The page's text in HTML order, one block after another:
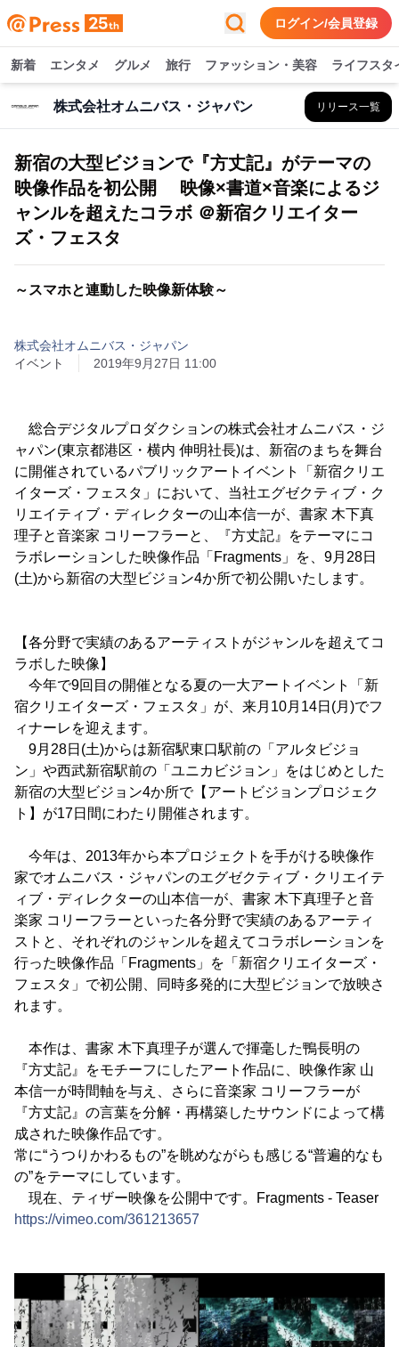
ログイン/会員登録
新着 エンタメ グルメ 旅行 ファッション・美容 ライフスタ
株式会社オムニバス・ジャパン リリース一覧
新宿の大型ビジョンで『方丈記』がテーマの
映像作品を初公開 映像×書道×音楽によるジ
ャンルを超えたコラボ ＠新宿クリエイター
ズ・フェスタ
～スマホと連動した映像新体験～
株式会社オムニバス・ジャパン
イベント
2019年9月27日 11:00
総合デジタルプロダクションの株式会社オムニバス・ジ
ャパン(東京都港区・横内 伸明社長)は、新宿のまちを舞台
に開催されているパブリックアートイベント「新宿クリエ
イターズ・フェスタ」において、当社エグゼクティブ・ク
リエイティブ・ディレクターの山本信一が、書家 木下真
理子と音楽家 コリーフラーと、『方丈記』をテーマにコ
ラボレーションした映像作品「Fragments」を、9月28日
(土)から新宿の大型ビジョン4か所で初公開いたします。
【各分野で実績のあるアーティストがジャンルを超えてコ
ラボした映像】
今年で9回目の開催となる夏の一大アートイベント「新
宿クリエイターズ・フェスタ」が、来月10月14日(月)でフ
ィナーレを迎えます。
9月28日(土)からは新宿駅東口駅前の「アルタビジョ
ン」や西武新宿駅前の「ユニカビジョン」をはじめとした
新宿の大型ビジョン4か所で【アートビジョンプロジェク
ト】が17日間にわたり開催されます。
今年は、2013年から本プロジェクトを手がける映像作
家でオムニバス・ジャパンのエグゼクティブ・クリエイテ
ィブ・ディレクターの山本信一が、書家 木下真理子と音
楽家 コリーフラーといった各分野で実績のあるアーティ
ストと、それぞれのジャンルを超えてコラボレーションを
行った映像作品「Fragments」を「新宿クリエイターズ・
フェスタ」で初公開、同時多発的に大型ビジョンで放映さ
れます。
本作は、書家 木下真理子が選んで揮毫した鴨長明の
『方丈記』をモチーフにしたアート作品に、映像作家 山
本信一が時間軸を与え、さらに音楽家 コリーフラーが
『方丈記』の言葉を分解・再構築したサウンドによって構
成された映像作品です。
常に“うつりかわるもの”を眺めながらも感じる“普遍的なも
の”をテーマにしています。
現在、ティザー映像を公開中です。Fragments - Teaser
https://vimeo.com/361213657